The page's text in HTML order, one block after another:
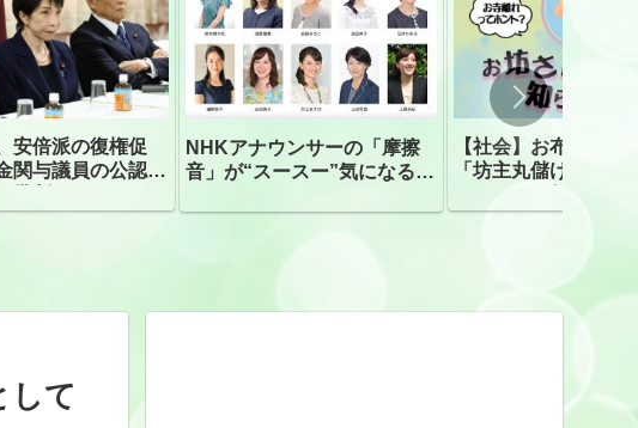
安倍派の復権促
与議員の公認、
NHKアナウンサーの「摩擦
音」が“スースー”気になる指
聴こえる。聴きづらい」
【社会】お布施、戒
「坊主丸儲け」は
下「地方の寺の僧侶
して